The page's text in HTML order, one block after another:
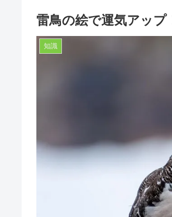
雷鳥の絵で運気アップ
知識